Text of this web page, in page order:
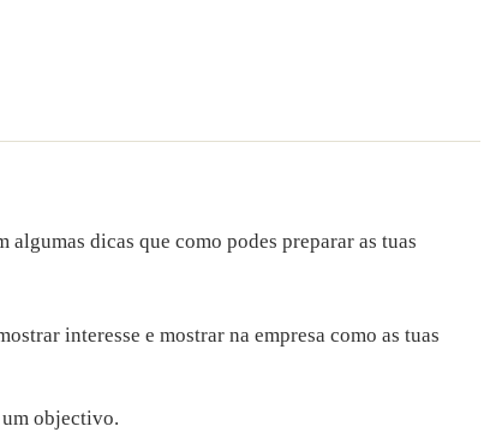
dicas que como podes preparar as tuas
interesse e mostrar na empresa como as tuas
um objectivo.